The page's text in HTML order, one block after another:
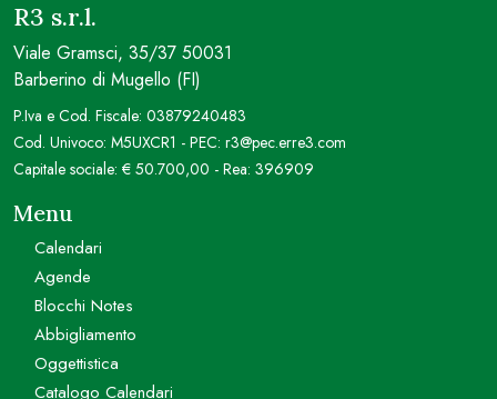
R3 s.r.l.
Viale Gramsci, 35/37 50031
Barberino di Mugello (FI)
P.Iva e Cod. Fiscale: 03879240483
Cod. Univoco: M5UXCR1 - PEC: r3@pec.erre3.com
Capitale sociale: € 50.700,00 - Rea: 396909
Menu
Calendari
Agende
Blocchi Notes
Abbigliamento
Oggettistica
Catalogo Calendari